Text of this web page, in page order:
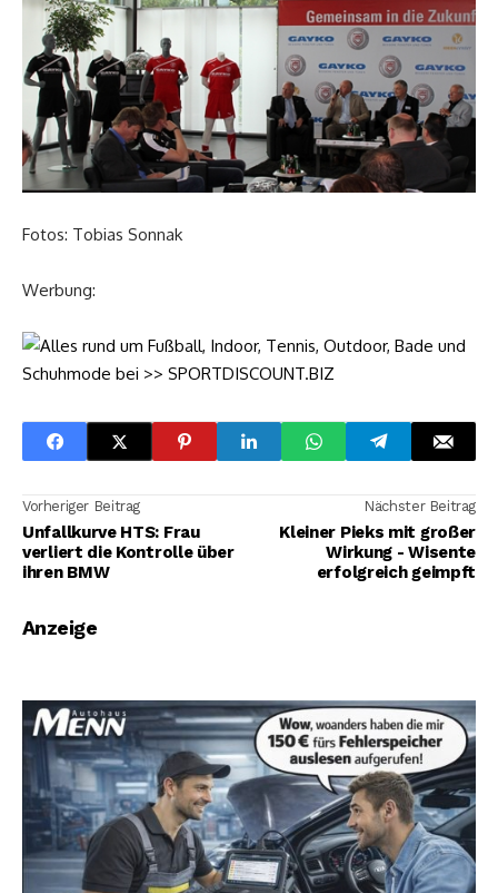
Fotos: Tobias Sonnak
Werbung:
Vorheriger Beitrag
Unfallkurve HTS: Frau
verliert die Kontrolle über
ihren BMW
Nächster Beitrag
Kleiner Pieks mit großer
Wirkung - Wisente
erfolgreich geimpft
Anzeige